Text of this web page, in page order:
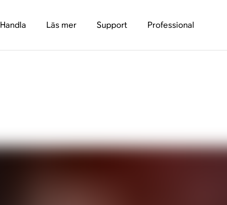
Handla Läs mer Support Professional